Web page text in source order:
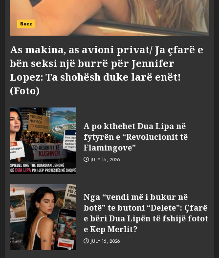
Buzz
As makina, as avioni privat/ Ja çfarë e
bën seksi një burrë për Jennifer
Lopez: Ta shohësh duke larë enët!
(Foto)
A po kthehet Dua Lipa në
fytyrën e “Revolucionit të
Flamingove”
JULY 16, 2026
Nga “vendi më i bukur në
botë” te butoni “Delete”: Çfarë
e bëri Dua Lipën të fshijë fotot
e Kep Merlit?
JULY 16, 2026
3
pas fundosjes anija e rrallë
gjermane e Luftës së Dytë
Botërore
AUGUST 6, 2026